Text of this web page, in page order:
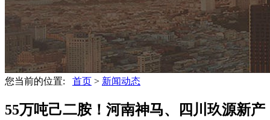
您当前的位置: 首页 > 新闻动态
55万吨己二胺！河南神马、四川玖源新产